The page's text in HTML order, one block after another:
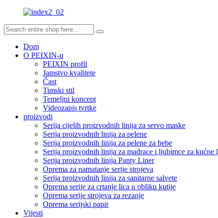
Dom
O PEIXIN-u
PEIXIN profil
Jamstvo kvalitete
Čast
Timski stil
Temeljni koncept
Videozapis tvrtke
proizvodi
Serija cijelih proizvodnih linija za servo maske
Serija proizvodnih linija za pelene
Serija proizvodnih linija za pelene za bebe
Serija proizvodnih linija za madrace i ljubimce za kućne
Serija proizvodnih linija Panty Liner
Oprema za namatanje serije strojeva
Serija proizvodnih linija za sanitarne salvete
Oprema serije za crtanje lica u obliku kutije
Oprema serije strojeva za rezanje
Oprema serijski papir
Vijesti